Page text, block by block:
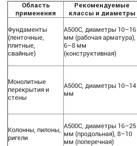
Область
применения
Рекомендуемые
классы и диаметры
Фундаменты
(ленточные,
плитные,
свайные)
А500С, диаметры 10–16
мм (рабочая арматура),
6–8 мм
(конструктивная)
Монолитные
перекрытия и
стены
А500С, диаметры 10–14
мм
Колонны, пилоны,
ригели
А500С, диаметры 16–25
мм (продольная), 8–10
мм (поперечная)